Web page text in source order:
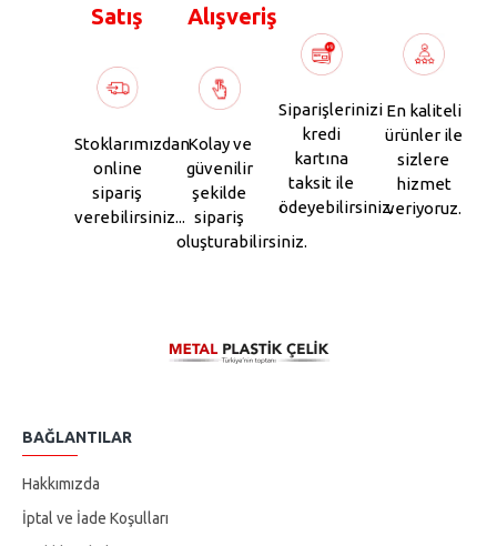
Satış
Stoklarımızdan
online
sipariş
verebilirsiniz...
Alışveriş
Kolay ve
güvenilir
şekilde
sipariş
oluşturabilirsiniz.
Siparişlerinizi
kredi
kartına
taksit ile
ödeyebilirsiniz.
En kaliteli
ürünler ile
sizlere
hizmet
veriyoruz.
BAĞLANTILAR
Hakkımızda
İptal ve İade Koşulları